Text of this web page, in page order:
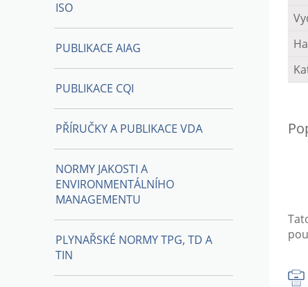
ISO
PUBLIKACE AIAG
PUBLIKACE CQI
PŘÍRUČKY A PUBLIKACE VDA
NORMY JAKOSTI A
ENVIRONMENTÁLNÍHO
MANAGEMENTU
PLYNAŘSKÉ NORMY TPG, TD A
TIN